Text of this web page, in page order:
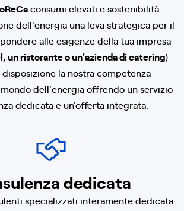
consumi elevati e sostenibilità
dell'energia una leva strategica per il
alle esigenze della tua impresa
un ristorante o un'azienda di catering)
la nostra competenza
dell'energia offrendo un servizio
dedicata e un'offerta integrata.
dedicata
specializzati interamente dedicata